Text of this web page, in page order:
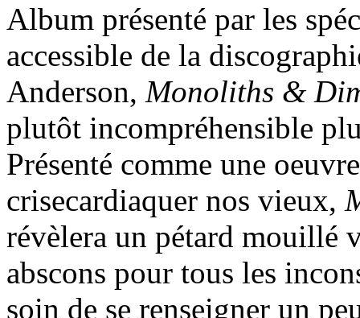
Album présenté par les
accessible de la
Anderson, Monoliths &
plutôt incompréhensible
Présenté comme une
crisecardiaquer nos vieux,
révèlera un pétard mouillé
abscons pour tous les
soin de se renseigner un